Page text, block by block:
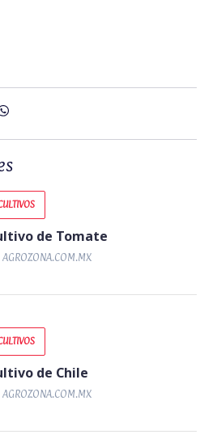
de Tomate
AGROZONA.COM.MX
de Chile
AGROZONA.COM.MX